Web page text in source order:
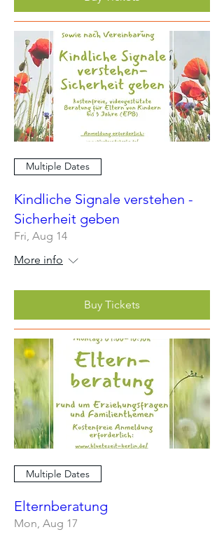
Multiple Dates
Kindliche Signale verstehen -
Sicherheit geben
Fri, Aug 14
More info
Buy Tickets
Multiple Dates
Elternberatung
Mon, Aug 17